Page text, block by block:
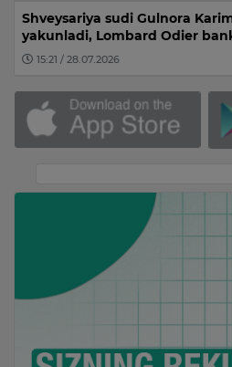
Shveysariya sudi Gulnora
yakunladi, Lombard Odier
15:21 / 28.07.2026